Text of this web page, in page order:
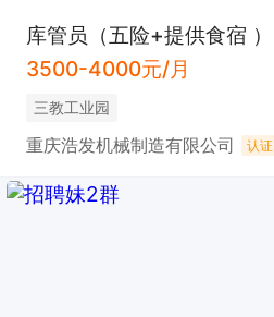
库管员（五险+提供食宿 ）
3500-4000元/月
三教工业园
重庆浩发机械制造有限公司 认证